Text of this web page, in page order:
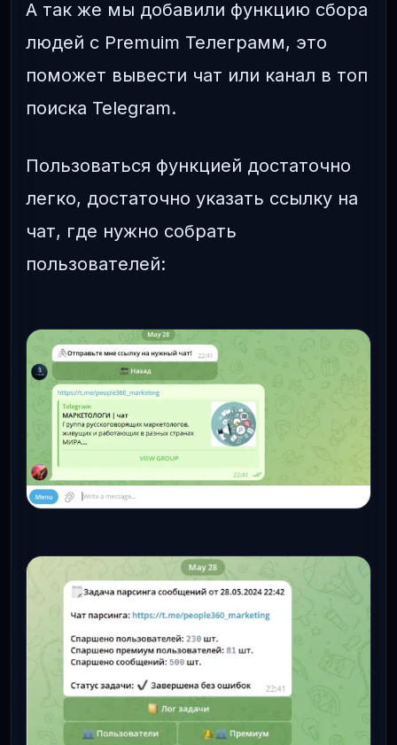
А так же мы добавили функцию сбора
людей с Premuim Телеграмм, это
поможет вывести чат или канал в топ
поиска Telegram.
Пользоваться функцией достаточно
легко, достаточно указать ссылку на
чат, где нужно собрать
пользователей: